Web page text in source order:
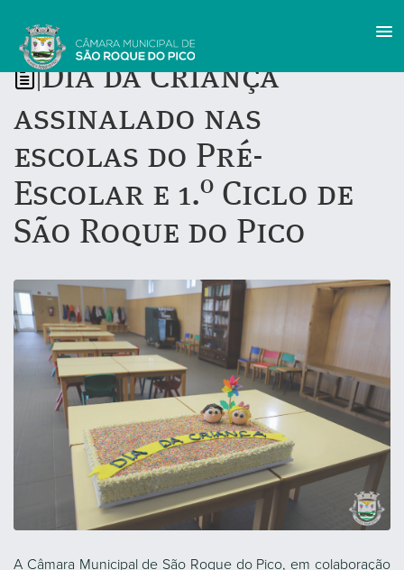
Dia da Criança
assinalado nas
escolas do Pré-
Escolar e 1.º Ciclo de
São Roque do Pico
A Câmara Municipal de São Roque do Pico, em colaboração